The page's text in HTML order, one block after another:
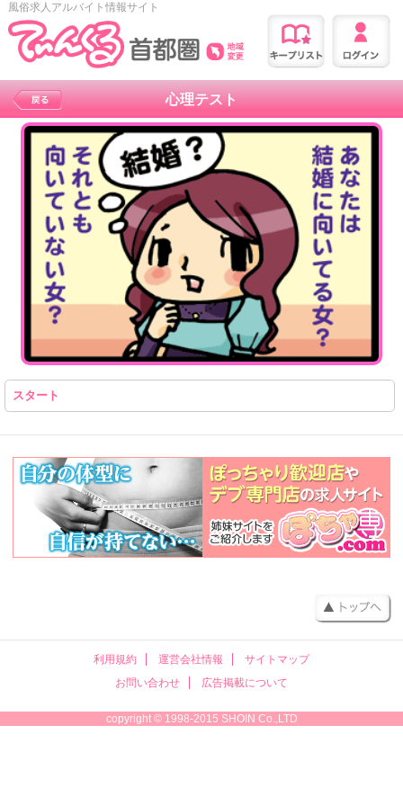
風俗求人アルバイト情報サイト
心理テスト
スタート
利用規約 運営会社情報
サイトマップ
お問い合わせ
広告掲載について
copyright © 1998-2015 SHOIN Co.,LTD